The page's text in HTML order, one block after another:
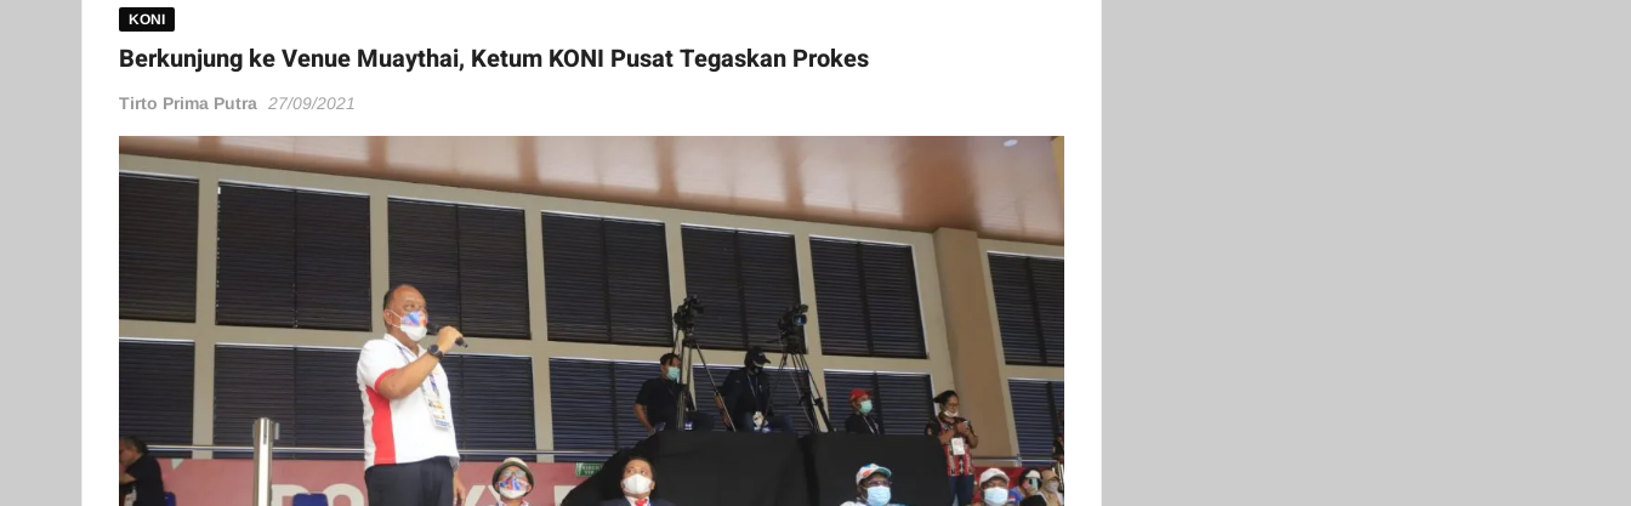
KONI
Berkunjung ke Venue Muaythai, Ketum KONI Pusat Tegaskan Prokes
Tirto Prima Putra 27/09/2021